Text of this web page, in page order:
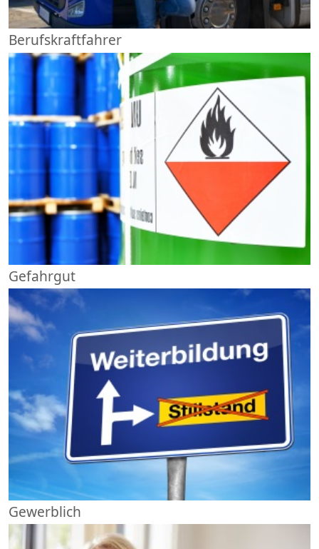
Berufskraftfahrer
Gefahrgut
Gewerblich